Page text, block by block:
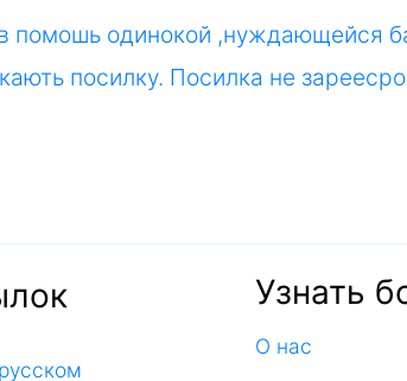
помошь одинокой ,нуждающейся
посилку. Посилка не
Узнать
О нас